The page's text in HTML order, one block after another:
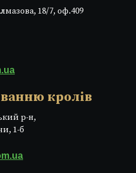
18/7, оф.409
кролів
р-н,
1-б